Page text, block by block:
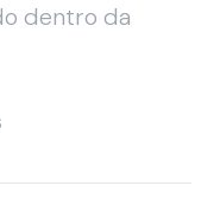
dentro da